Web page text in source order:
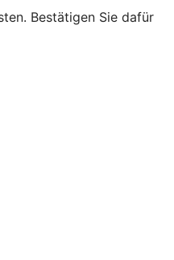
Bestätigen Sie dafür